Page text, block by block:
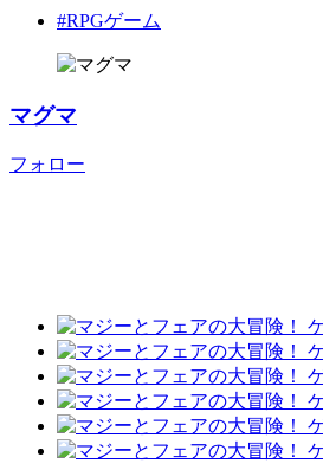
#RPGゲーム
マグマ
フォロー